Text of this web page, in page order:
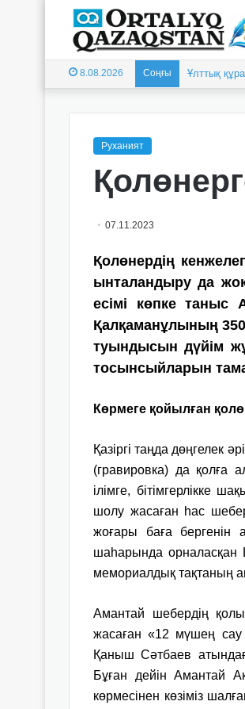
8.08.2026 Соңғы Ұлттық
Руханият
07.11.2023
Қолөнердің
ынталандыру да
есімі көпке
Қалқаманұлының
туындысын дүйім
тосынсыйларын
Көрмеге қойылған
Қазіргі таңда дөңгелек
(гравировка) да қолға
ілімге, бітімгерлікке
шолу жасаған һас
жоғары баға бергенін
шаһарында орналасқан
мемориалдық тақтаның
Амантай шебердің
жасаған «12 мүшең сау
Қаныш Сәтбаев
Бұған дейін Амантай
көрмесінен көзіміз